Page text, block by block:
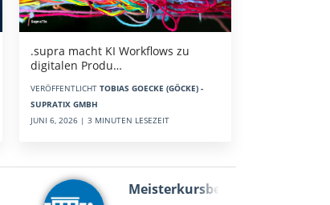
.supra macht KI Workflows zu
digitalen Produ…
VERÖFFENTLICHT TOBIAS GOECKE (GÖCKE) -
SUPRATIX GMBH
JUNI 6, 2026 | 3 MINUTEN LESEZEIT
Meisterkursbegl…